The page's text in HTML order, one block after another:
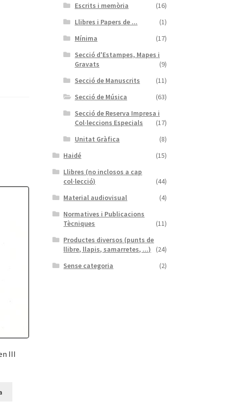
III
Escrits i memòria
(16)
Llibres i Papers de ...
(1)
Mínima
(17)
Secció d'Estampes, Mapes i
Gravats
(9)
Secció de Manuscrits
(11)
Secció de Música
(63)
Secció de Reserva Impresa i
Col·leccions Especials
(17)
Unitat Gràfica
(8)
Haidé
(15)
Llibres (no inclosos a cap
col·lecció)
(44)
Material audiovisual
(4)
Normatives i Publicacions
Tècniques
(11)
Productes diversos (punts de
llibre, llapis, samarretes, ...)
(24)
Sense categoria
(2)